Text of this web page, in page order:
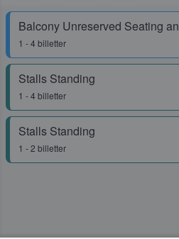
1 - 4 billetter
Stalls Standing
1 - 4 billetter
Stalls Standing
1 - 2 billetter